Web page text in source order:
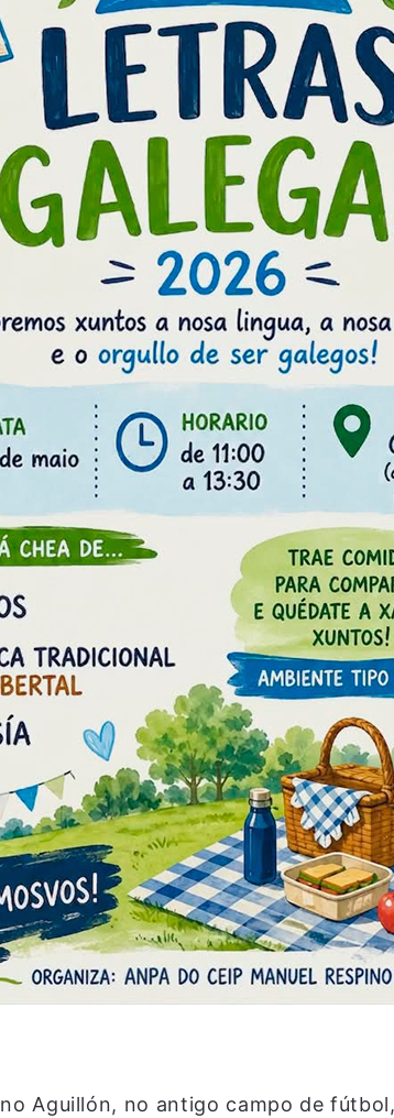
Aguillón, no antigo campo de